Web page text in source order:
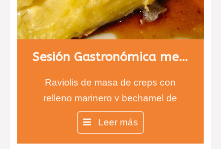
Sesión Gastronómica menú 2
Raviolis de masa de creps con
relleno marinero y bechamel de
pimientos de piquillo.
Magret de pato con puré de
berenjena y queso de cabra y
Leer más